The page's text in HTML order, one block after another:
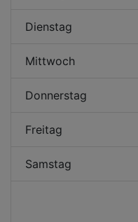
Dienstag
Mittwoch
Donnerstag
Freitag
Samstag